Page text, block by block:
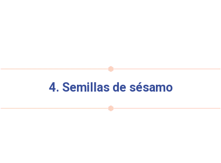
4. Semillas de sésamo